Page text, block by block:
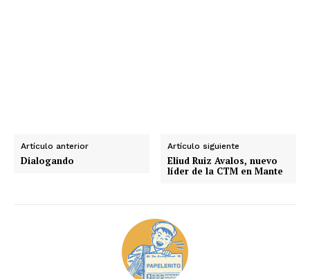
Artículo anterior
Dialogando
Artículo siguiente
Eliud Ruiz Avalos, nuevo
líder de la CTM en Mante